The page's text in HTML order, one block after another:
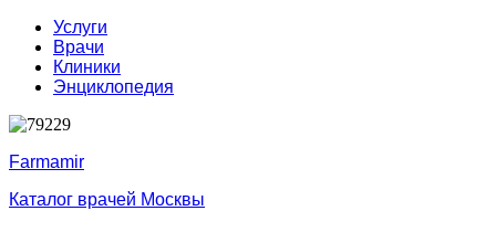
Услуги
Врачи
Клиники
Энциклопедия
Farmamir
Каталог врачей Москвы